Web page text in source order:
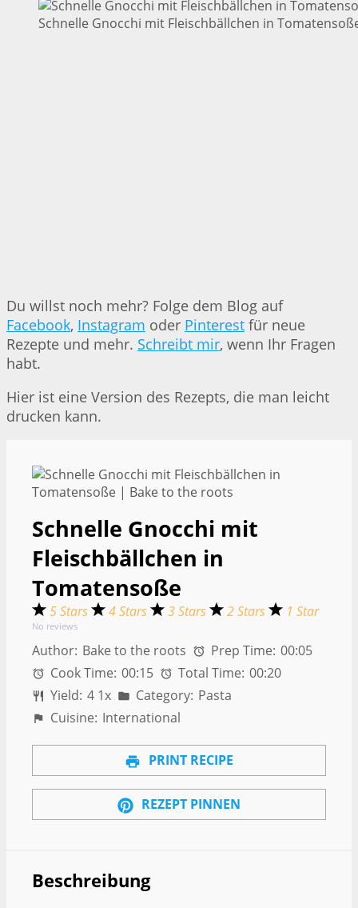
Schnelle Gnocchi mit Fleischbällchen in
Du willst noch mehr? Folge dem Blog auf
Facebook, Instagram oder Pinterest für neue
Rezepte und mehr. Schreibt mir, wenn Ihr Fragen
habt.
Hier ist eine Version des Rezepts, die man leicht
drucken kann.
Schnelle Gnocchi mit
Fleischbällchen in
Tomatensoße
5 Stars 4 Stars 3 Stars 2 Stars 1 Star
No reviews
Author: Bake to the roots Prep Time: 00:05
Cook Time: 00:15 Total Time: 00:20
Yield: 4 1x Category: Pasta
Cuisine: International
PRINT RECIPE
REZEPT PINNEN
Beschreibung